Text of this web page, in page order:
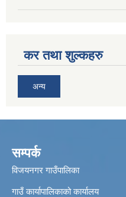
कर तथा शुल्कहरु
अन्य
सम्पर्क
विजयनगर गाउँपालिका
गाउँ कार्यापालिकाको कार्यालय